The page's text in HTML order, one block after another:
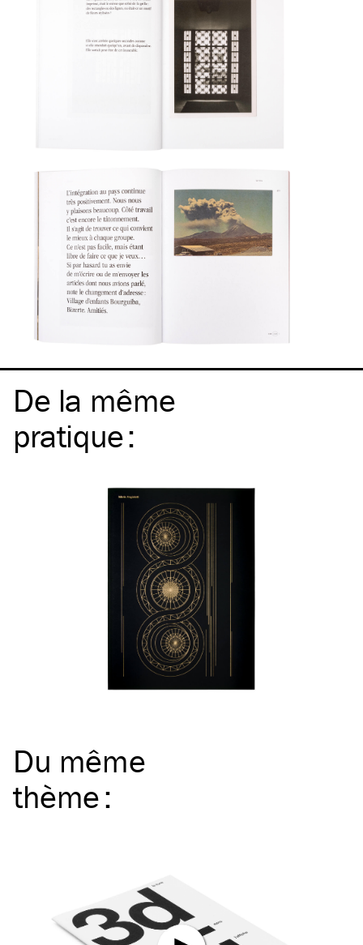
De la même
pratique:
Du même
thème: